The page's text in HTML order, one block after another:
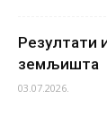
Резултати
земљишта
03.07.2026.